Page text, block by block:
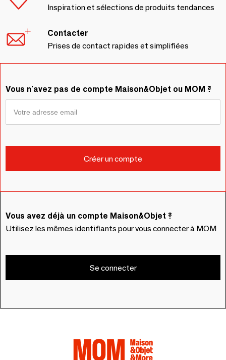
Inspiration et sélections de produits tendances
Contacter
Prises de contact rapides et simplifiées
Vous n'avez pas de compte Maison&Objet ou MOM ?
Vous avez déjà un compte Maison&Objet ?
Utilisez les mêmes identifiants pour vous connecter à MOM
Se connecter